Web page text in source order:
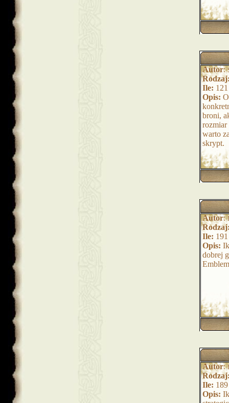
Autor:
Ile: 121
Opis:
broni,
warto
skrypt.
Autor:
Ile: 191
Opis:
dobrej
Autor:
Ile: 189
Opis: